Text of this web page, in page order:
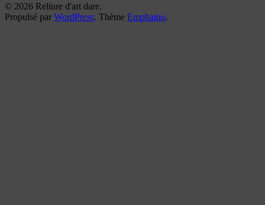
© 2026 Reliure d'art dare.
Propulsé par WordPress. Thème Emphaino.